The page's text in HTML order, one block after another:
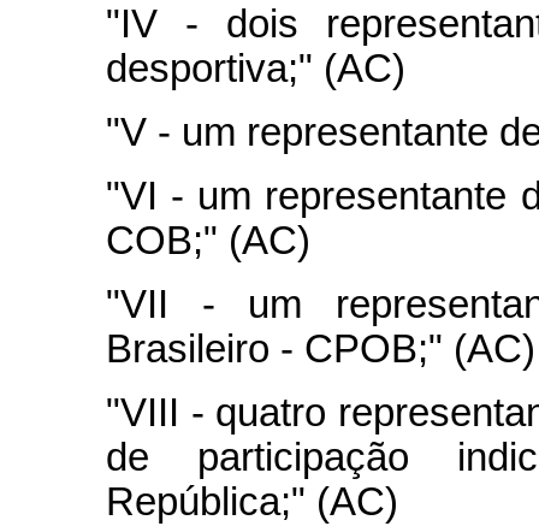
"IV - dois
desportiva;" (AC)
"V - um representante
"VI - um representante
COB;" (AC)
"VII - um
Brasileiro - CPOB;" (AC)
"VIII - quatro
de participação
República;" (AC)